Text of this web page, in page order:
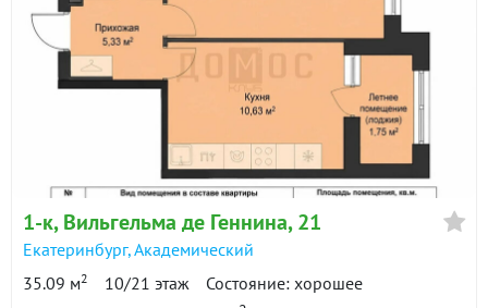
1-к, Вильгельма де Геннина, 21
Екатеринбург,Академический
35.09 м2 10/21 этаж Состояние: хорошее